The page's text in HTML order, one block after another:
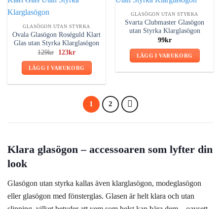
GLASÖGON UTAN STYRKA
Ovala Glasögon Roséguld Klart
Glas utan Styrka Klarglasögon
129kr
Det
priset
var:
129kr.
123krDet
priset
är:
123kr.
LÄGG I VARUKORG
GLASÖGON UTAN STYRKA
Svarta Clubmaster Glasögon
utan Styrka Klarglasögon
99kr
LÄGG I VARUKORG
1 2
Klara glasögon – accessoaren som lyfter din
look
Glasögon utan styrka kallas även klarglasögon, modeglasögon
eller glasögon med fönsterglas. Glasen är helt klara och utan